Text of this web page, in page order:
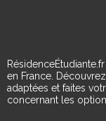
en France.
adaptées et faites
concernant les